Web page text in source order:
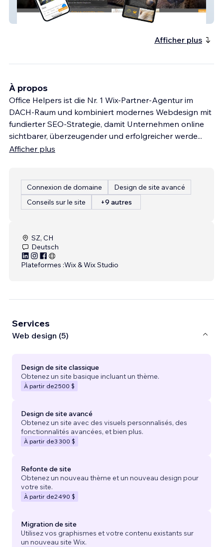
Bärenhof Berghausen
Afficher plus
À propos
Office Helpers ist die Nr. 1 Wix-Partner-Agentur im
DACH-Raum und kombiniert modernes Webdesign mit
fundierter SEO-Strategie, damit Unternehmen online
sichtbarer, überzeugender und erfolgreicher werde...
Afficher plus
Connexion de domaine
Design de site avancé
Conseils sur le site
+9 autres
SZ, CH
Deutsch
Plateformes :Wix & Wix Studio
Services
Web design (5)
Design de site classique
Obtenez un site basique incluant un thème.
À partir de2 500 $
Design de site avancé
Obtenez un site avec des visuels personnalisés, des
fonctionnalités avancées, et bien plus.
À partir de3 300 $
Refonte de site
Obtenez un nouveau thème et un nouveau design pour
votre site.
À partir de2 490 $
Migration de site
Utilisez vos graphismes et votre contenu existants sur
un nouveau site Wix.